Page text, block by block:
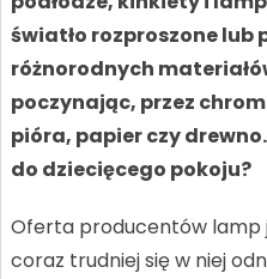
światło rozproszone lub
różnorodnych
poczynając, przez
pióra, papier czy
do dziecięcego pokoju?
Oferta producentów lamp
coraz trudniej się w niej